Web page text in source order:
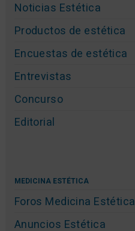
Noticias Estética
Productos de estética
Encuestas de estética
Entrevistas
Concurso
Editorial
MEDICINA ESTÉTICA
Foros Medicina Estética
Anuncios Estética